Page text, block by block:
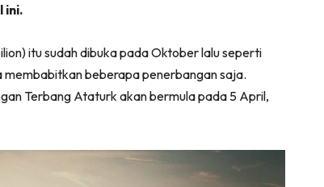
ini.
itu sudah dibuka pada Oktober lalu seperti
membabitkan beberapa penerbangan saja.
Terbang Ataturk akan bermula pada 5 April,